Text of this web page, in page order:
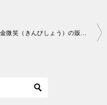
金微笑（きんびしょう）の販売店と通販で安くお得に買う方法